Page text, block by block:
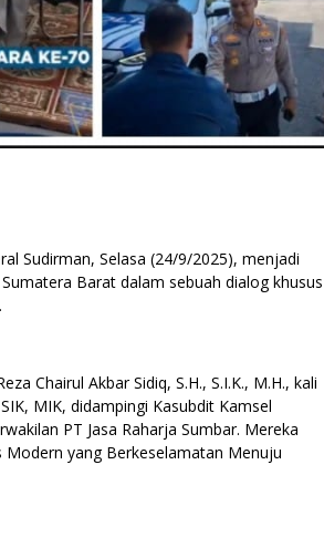
Sudirman, Selasa (24/9/2025), menjadi
Barat dalam sebuah dialog khusus
Chairul Akbar Sidiq, S.H., S.I.K., M.H., kali
MIK, didampingi Kasubdit Kamsel
PT Jasa Raharja Sumbar. Mereka
yang Berkeselamatan Menuju